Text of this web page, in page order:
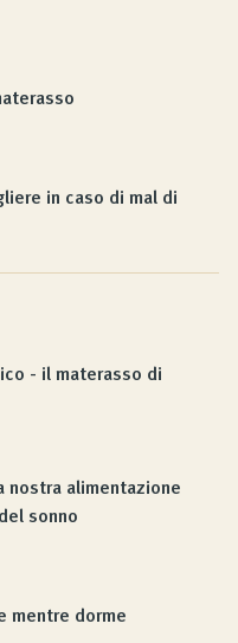
in caso di mal di
- il materasso di
nostra alimentazione
sonno
mentre dorme